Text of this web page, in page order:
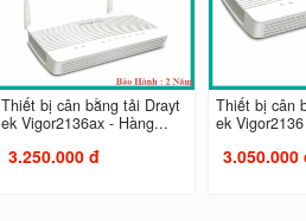
Thiết bị cân bằng tải Drayt
ek Vigor2136ax - Hàng...
3.250.000 đ
Thiết bị cân
ek
3.050.000